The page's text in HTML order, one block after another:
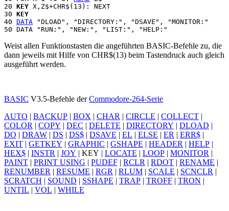
20 KEY X,Z$+CHR$(13): NEXT
30 KEY
40 DATA "DLOAD", "DIRECTORY:", "DSAVE", "MONITOR:"
Weist allen Funktionstasten die angeführten BASIC-Befehle zu, die
dann jeweils mit Hilfe von CHR$(13) beim Tastendruck auch gleich
ausgeführt werden.
BASIC V3.5-Befehle derCommodore-264-Serie
AUTO | BACKUP | BOX | CHAR | CIRCLE | COLLECT |
COLOR | COPY | DEC | DELETE | DIRECTORY | DLOAD |
DO | DRAW | DS | DS$ | DSAVE | EL | ELSE | ER | ERR$ |
EXIT | GETKEY | GRAPHIC | GSHAPE | HEADER | HELP |
HEX$ | INSTR | JOY | KEY | LOCATE | LOOP | MONITOR |
PAINT | PRINT USING | PUDEF | RCLR | RDOT | RENAME |
RENUMBER | RESUME | RGR | RLUM | SCALE | SCNCLR |
SCRATCH | SOUND | SSHAPE | TRAP | TROFF | TRON |
UNTIL | VOL | WHILE